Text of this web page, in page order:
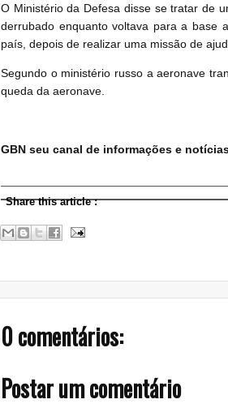
O Ministério da Defesa disse se tratar de
derrubado enquanto voltava para a base
país, depois de realizar uma missão de
Segundo o ministério russo a aeronave
queda da aeronave.
GBN seu canal de informações e
Share this article:
0 comentários:
Postar um comentário